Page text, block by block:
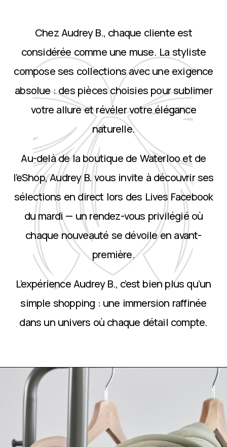
Chez Audrey B., chaque cliente est
considérée comme une muse. La styliste
compose ses collections avec une exigence
absolue : des pièces choisies pour sublimer
votre allure et révéler votre élégance
naturelle.
Au-delà de la boutique de Waterloo et de
l’eShop, Audrey B. vous invite à découvrir ses
sélections en direct lors des Lives Facebook
du mardi — un rendez-vous privilégié où
chaque nouveauté se dévoile en avant-
première.
L’expérience Audrey B., c’est bien plus qu’un
simple shopping : une immersion raffinée
dans un univers où chaque détail compte.